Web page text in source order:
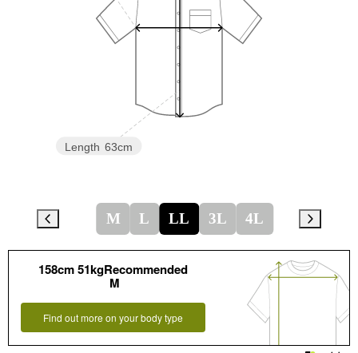
Length 63cm
M L LL 3L 4L
158cm 51kgRecommended
M
Find out more on your body type